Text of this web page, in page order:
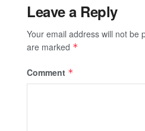
Leave a Reply
Your email address will not be
are marked *
Comment *